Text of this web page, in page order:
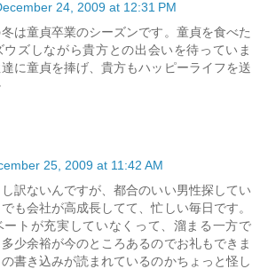
24, 2009 at 12:31 PM
は童貞卒業のシーズンです。童貞を食べた
ウズしながら貴方との出会いを待っていま
に童貞を捧げ、貴方もハッピーライフを送
25, 2009 at 11:42 AM
訳ないんですが、都合のいい男性探してい
も会社が高成長してて、忙しい毎日です。
ートが充実していなくって、溜まる一方で
少余裕が今のところあるのでお礼もできま
書き込みが読まれているのかちょっと怪し